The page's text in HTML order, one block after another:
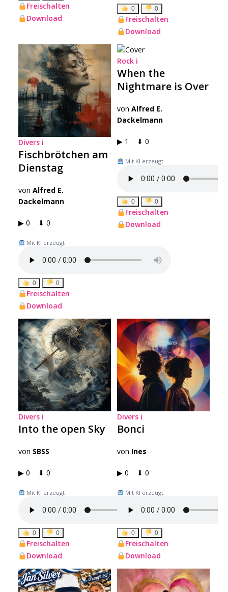
Freischalten
Download
0 0
Freischalten
Download
Divers i
Fischbrötchen am
Dienstag
von Alfred E.
Dackelmann
▶ 0 ⬇ 0
Mit KI erzeugt
0 0
Freischalten
Download
Rock i
When the
Nightmare is Over
von Alfred E.
Dackelmann
▶ 1 ⬇ 0
Mit KI erzeugt
0 0
Freischalten
Download
Divers i
Into the open Sky
von SBSS
▶ 0 ⬇ 0
Mit KI erzeugt
0 0
Freischalten
Download
Divers i
Bonci
von Ines
▶ 0 ⬇ 0
Mit KI erzeugt
0 0
Freischalten
Download